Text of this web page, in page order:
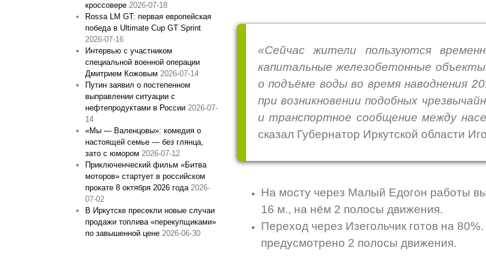
кроссовере 2026-07-18
Rossa LM GT: первая европейская
победа в Ultimate Cup GT Sprint
2026-07-16
Интервью с участником
специальной военной операции
Дмитрием Кожовым 2026-07-14
Путин заявил о постепенном
выправлении ситуации с
нефтепродуктами в России 2026-07-
14
«Мы — Валенцовы»: комедия о
настоящей семье — без глянца,
зато с юмором 2026-07-12
Приключенческий фильм «Битва
моторов» стартует в российском
прокате 8 октября 2026 года 2026-
07-02
В Иркутске пресекли новые случаи
продажи топлива «перекупщиками»
по завышенной цене 2026-06-30
«Сейчас жители пользуются
капитальные железобетонные
о подъёме воды во время наводнения
при возникновении подобных
и транспортное сообщение между
сказал Губернатор Иркутской области
На мосту через Малый Едогон работы
16 м., на нём 2 полосы движения.
Переход через Изегольчик готов на
предусмотрено 2 полосы движения.